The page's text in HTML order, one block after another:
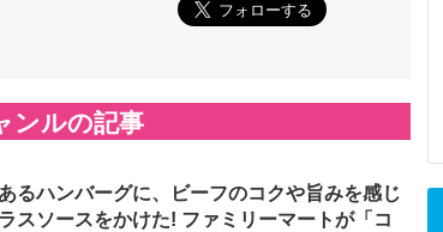
ンルの記事
るハンバーグに、ビーフのコクや旨みを感じ
スソースをかけた! ファミリーマートが「コ